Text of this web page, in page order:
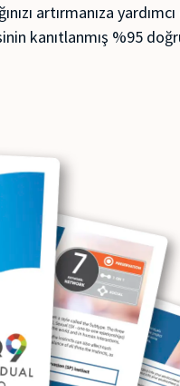
artırmanıza
kanıtlanmış %95